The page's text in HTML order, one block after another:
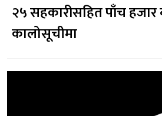
२५ सहकारीसहित पाँच हजार
कालोसूचीमा